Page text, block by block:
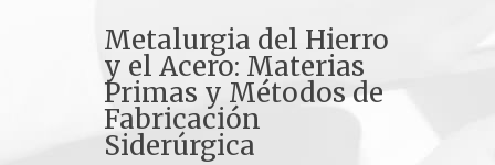
Metalurgia del Hierro
y el Acero: Materias
Primas y Métodos de
Fabricación
Siderúrgica